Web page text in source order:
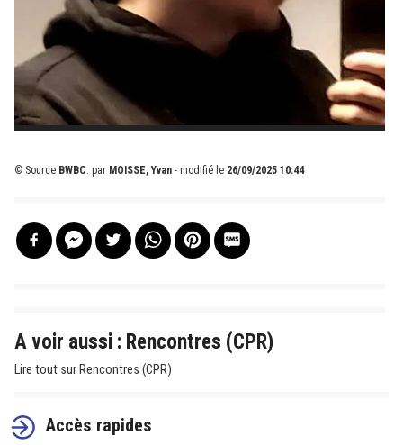
© Source BWBC par MOISSE, Yvan - modifié le 26/09/2025 10:44
A voir aussi : Rencontres (CPR)
Lire tout sur Rencontres (CPR)
Accès rapides